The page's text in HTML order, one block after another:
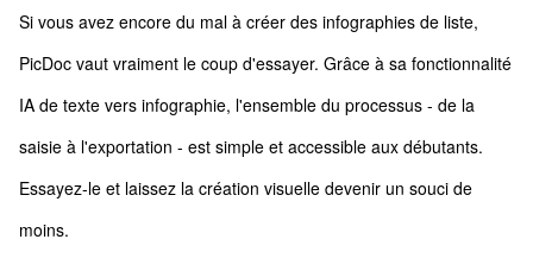
Si vous avez encore du mal à créer des infographies de liste,
PicDoc vaut vraiment le coup d'essayer. Grâce à sa fonctionnalité
IA de texte vers infographie, l'ensemble du processus - de la
saisie à l'exportation - est simple et accessible aux débutants.
Essayez-le et laissez la création visuelle devenir un souci de
moins.